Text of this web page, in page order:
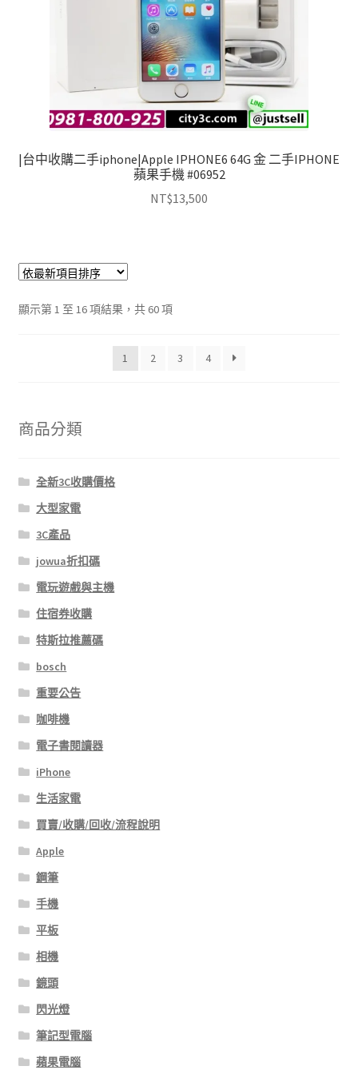
|台中收購二手iphone|Apple IPHONE6 64G 金 二手IPHONE
蘋果手機 #06952
NT$13,500
顯示第 1 至 16 項結果，共 60 項依
項
1 2 3 4
商品分類
全新3C收購價格
大型家電
3C產品
jowua折扣碼
電玩遊戲與主機
住宿券收購
特斯拉推薦碼
bosch
重要公告
咖啡機
電子書閱讀器
iPhone
生活家電
買賣/收購/回收/流程說明
Apple
鋼筆
手機
平板
相機
鏡頭
閃光燈
筆記型電腦
蘋果電腦